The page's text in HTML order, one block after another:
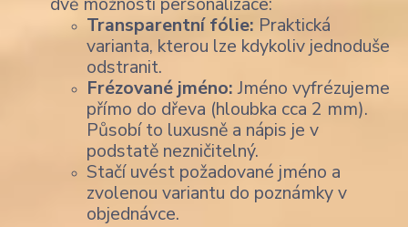
Transparentní fólie: Praktická
varianta, kterou lze kdykoliv jednoduše
odstranit.
Frézované jméno:Jméno vyfrézujeme
přímo do dřeva (hloubka cca 2 mm).
Působí to luxusně a nápis je v
podstatě nezničitelný.
Stačí uvést požadované jméno a
zvolenou variantu do poznámky v
objednávce.